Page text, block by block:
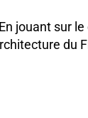
jouant sur
du